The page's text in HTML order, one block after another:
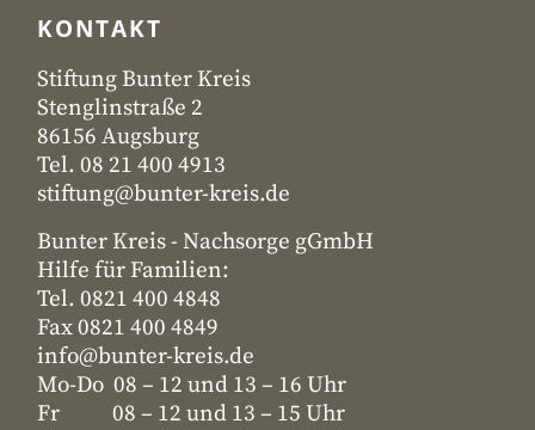
KONTAKT
Stiftung Bunter Kreis
Stenglinstraße 2
86156 Augsburg
Tel. 08 21 400 4913
stiftung@bunter-kreis.de
Bunter Kreis - Nachsorge gGmbH
Hilfe für Familien:
Tel. 0821 400 4848
Fax 0821 400 4849
info@bunter-kreis.de
Mo-Do 08 – 12 und 13 – 16 Uhr
Fr 08 – 12 und 13 – 15 Uhr